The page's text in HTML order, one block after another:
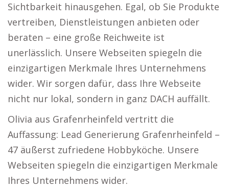
Sichtbarkeit hinausgehen. Egal, ob Sie Produkte
vertreiben, Dienstleistungen anbieten oder
beraten – eine große Reichweite ist
unerlässlich. Unsere Webseiten spiegeln die
einzigartigen Merkmale Ihres Unternehmens
wider. Wir sorgen dafür, dass Ihre Webseite
nicht nur lokal, sondern in ganz DACH auffällt.
Olivia aus Grafenrheinfeld vertritt die
Auffassung: Lead Generierung Grafenrheinfeld –
47 äußerst zufriedene Hobbyköche. Unsere
Webseiten spiegeln die einzigartigen Merkmale
Ihres Unternehmens wider.